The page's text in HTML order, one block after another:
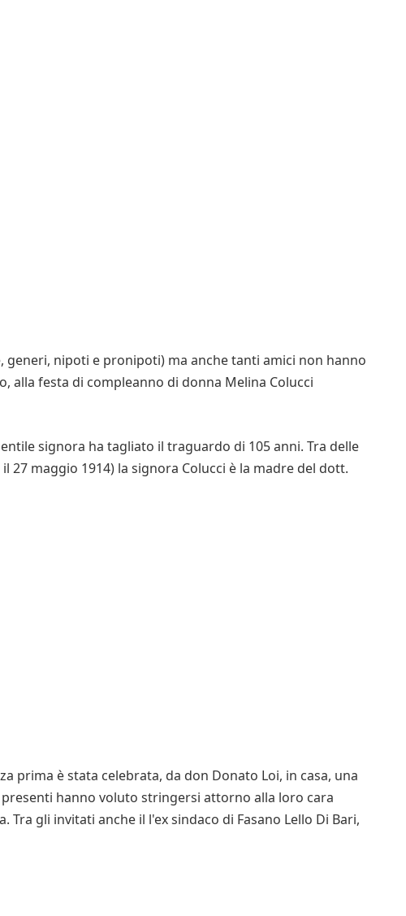
generi, nipoti e pronipoti) ma anche tanti amici non hanno
alla festa di compleanno di donna Melina Colucci
signora ha tagliato il traguardo di 105 anni. Tra delle
27 maggio 1914) la signora Colucci è la madre del dott.
prima è stata celebrata, da don Donato Loi, in casa, una
hanno voluto stringersi attorno alla loro cara
gli invitati anche il l'ex sindaco di Fasano Lello Di Bari,